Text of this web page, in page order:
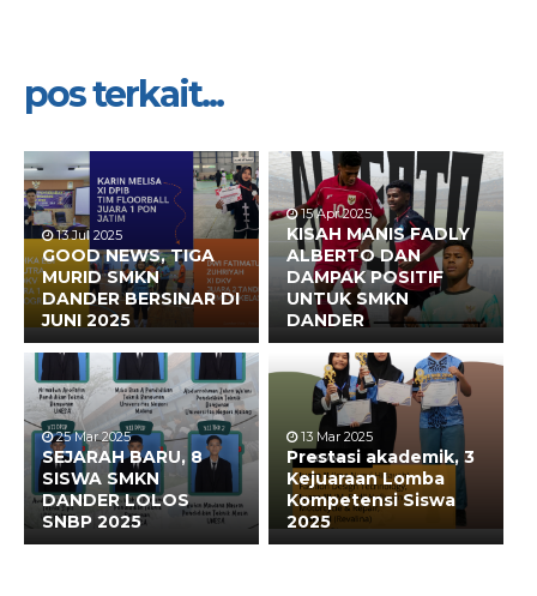
pos terkait...
13 Jul 2025
GOOD NEWS, TIGA
MURID SMKN
DANDER BERSINAR DI
JUNI 2025
15 Apr 2025
KISAH MANIS FADLY
ALBERTO DAN
DAMPAK POSITIF
UNTUK SMKN
DANDER
25 Mar 2025
SEJARAH BARU, 8
SISWA SMKN
DANDER LOLOS
SNBP 2025
13 Mar 2025
Prestasi akademik, 3
Kejuaraan Lomba
Kompetensi Siswa
2025